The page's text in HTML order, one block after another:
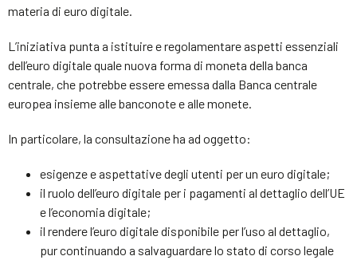
materia di euro digitale.
L’iniziativa punta a istituire e regolamentare aspetti essenziali
dell’euro digitale quale nuova forma di moneta della banca
centrale, che potrebbe essere emessa dalla Banca centrale
europea insieme alle banconote e alle monete.
In particolare, la consultazione ha ad oggetto:
esigenze e aspettative degli utenti per un euro digitale;
il ruolo dell’euro digitale per i pagamenti al dettaglio dell’UE
e l’economia digitale;
il rendere l’euro digitale disponibile per l’uso al dettaglio,
pur continuando a salvaguardare lo stato di corso legale